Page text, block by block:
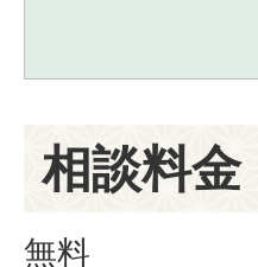
相談料金
無料